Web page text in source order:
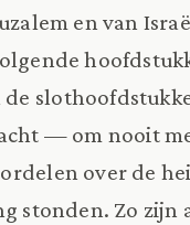
en van
— om nooit
over de
stonden. Zo zijn